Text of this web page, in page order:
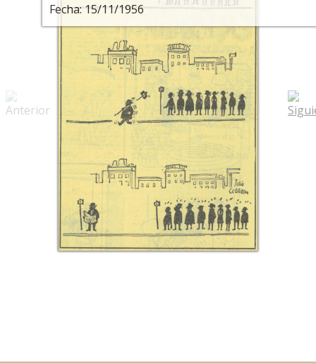
Fecha: 15/11/1956